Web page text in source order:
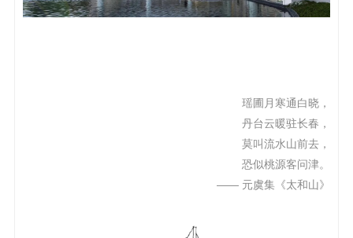
瑶圃月寒通白晓，
丹台云暖驻长春，
莫叫流水山前去，
恐似桃源客问津。
—— 元虞集《太和山》